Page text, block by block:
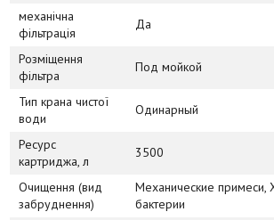
механічна
фільтрація
Да
Розміщення
фільтра
Под мойкой
Тип крана чистої
води
Одинарный
Ресурс
картриджа, л
3500
Очищення (вид
забруднення)
Механические примеси,
бактерии